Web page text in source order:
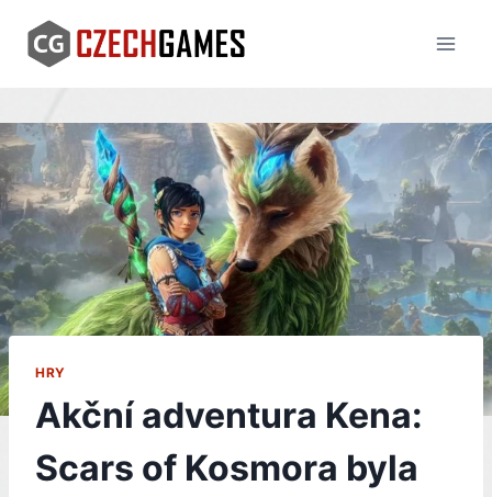
content
HRY
Akční adventura Kena:
Scars of Kosmora byla